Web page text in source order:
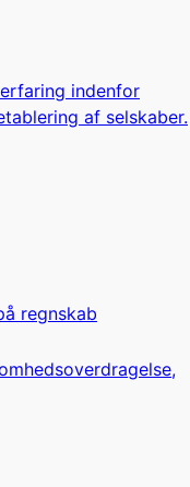
indenfor
af selskaber.